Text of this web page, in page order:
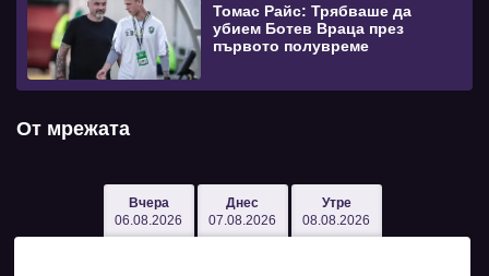
Томас Райс: Трябваше да
убием Ботев Враца през
първото полувреме
От мрежата
Вчера
06.08.2026
Днес
07.08.2026
Утре
08.08.2026